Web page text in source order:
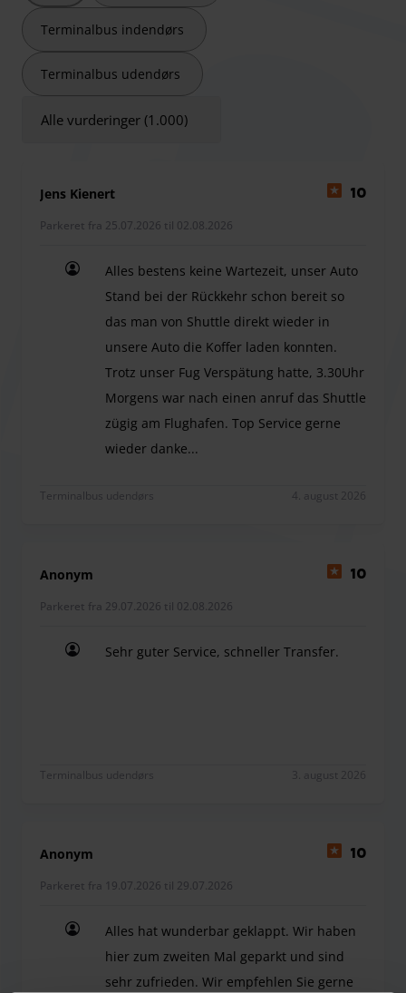
udstyret med overvågningskameraer, og personale sørger
døgnet rundt for sikkerheden af dit køretøj.
yderligere person opkræves et ekstra gebyr.
Den maksimale køretøjsstørrelse er 2,00 m (bredde) x 4,50
m (længde); overlange biler accepteres ikke af
Terminalbus indendørs
Terminalbus udendørs
Alle vurderinger (1.000)
Jens Kienert 10
Parkeret fra 25.07.2026 til 02.08.2026
Alles bestens keine Wartezeit, unser Auto
Stand bei der Rückkehr schon bereit so
das man von Shuttle direkt wieder in
unsere Auto die Koffer laden konnten.
Trotz unser Fug Verspätung hatte, 3.30Uhr
Morgens war nach einen anruf das Shuttle
zügig am Flughafen. Top Service gerne
wieder danke...
Terminalbus udendørs 4. august 2026
Anonym 10
Parkeret fra 29.07.2026 til 02.08.2026
Sehr guter Service, schneller Transfer.
Terminalbus udendørs 3. august 2026
Anonym 10
Parkeret fra 19.07.2026 til 29.07.2026
Alles hat wunderbar geklappt. Wir haben
hier zum zweiten Mal geparkt und sind
sehr zufrieden. Wir empfehlen Sie gerne